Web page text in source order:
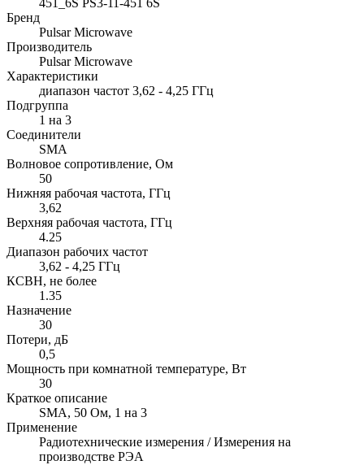
451_6S PS3-11-451 6S
Бренд
Pulsar Microwave
Производитель
Pulsar Microwave
Характеристики
диапазон частот 3,62 - 4,25 ГГц
Подгруппа
1 на 3
Соединители
SMA
Волновое сопротивление, Ом
50
Нижняя рабочая частота, ГГц
3,62
Верхняя рабочая частота, ГГц
4.25
Диапазон рабочих частот
3,62 - 4,25 ГГц
КСВН, не более
1.35
Назначение
30
Потери, дБ
0,5
Мощность при комнатной температуре, Вт
30
Краткое описание
SMA, 50 Ом, 1 на 3
Применение
Радиотехнические измерения / Измерения на
производстве РЭА